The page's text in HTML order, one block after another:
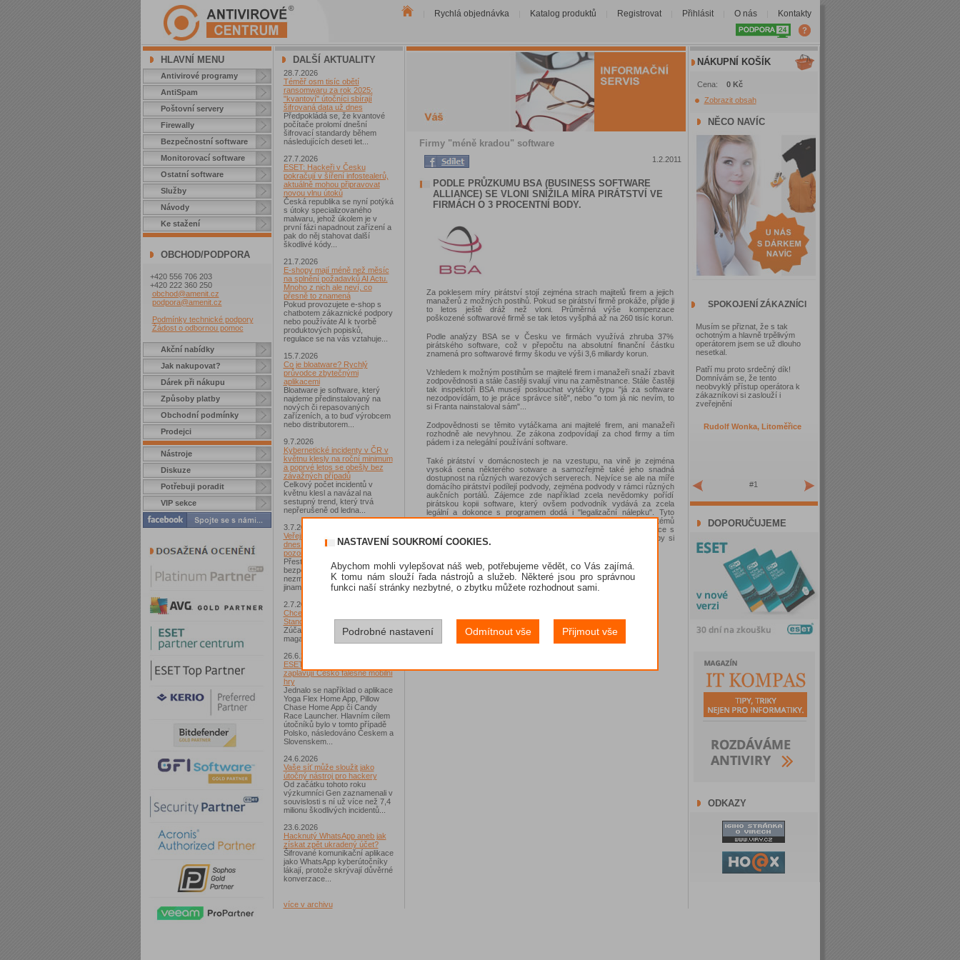
Rychlá objednávka Katalog produktů Registrovat Přihlásit O nás Kontakty
HLAVNÍ MENU
Antivirové programy
AntiSpam
Poštovní servery
Firewally
Bezpečnostní software
Monitorovací software
Ostatní software
Služby
Návody
Ke stažení
OBCHOD/PODPORA
+420 556 706 203
+420 222 360 250
obchod@amenit.cz
podpora@amenit.cz
Podmínky technické podpory
Žádost o odbornou pomoc
Akční nabídky
Jak nakupovat?
Dárek při nákupu
Způsoby platby
Obchodní podmínky
Prodejci
Nástroje
Diskuze
Potřebuji poradit
VIP sekce
DALŠÍ AKTUALITY
28.7.2026
Téměř osm tisíc obětí
ransomwaru za rok 2025:
"kvantoví" útočníci sbírají
šifrovaná data už dnes
Předpokládá se, že kvantové
počítače prolomí dnešní
šifrovací standardy během
následujících deseti let...
27.7.2026
ESET: Hackeři v Česku
pokračují v šíření infostealerů,
aktuálně mohou připravovat
novou vlnu útoků
Česká republika se nyní potýká
s útoky specializovaného
malwaru, jehož úkolem je v
první fázi napadnout zařízení a
pak do něj stahovat další
škodlivé kódy...
21.7.2026
E-shopy mají méně než měsíc
na splnění požadavků AI Actu.
Mnoho z nich ale neví, co
přesně to znamená
Pokud provozujete e-shop s
chatbotem zákaznické podpory
nebo používáte AI k tvorbě
produktových popisků,
regulace se na vás vztahuje...
15.7.2026
Co je bloatware? Rychlý
průvodce zbytečnými
aplikacemi
Bloatware je software, který
najdeme předinstalovaný na
nových či repasovaných
zařízeních, a to buď výrobcem
nebo distributorem...
9.7.2026
Kybernetické incidenty v ČR v
květnu klesly na roční minimum
a poprvé letos se obešly bez
závažných případů
Celkový počet incidentů v
květnu klesl a navázal na
sestupný trend, který trvá
nepřerušeně od ledna...
3.7.2026
Veřejná Wi-Fi na dovolené už
dnes není zásadním rizikem,
pozor si dávejte na něco jiného
Přestože jsou veřejné Wi-Fi sítě
bezpečnější než dříve, riziko
nezmizelo. Jen se přesunulo
jinam...
2.7.2026
Chcete získat Norton 360
Standard?
Zúčastněte se soutěže s
magazínem IT Kompas...
26.6.2026
ESET: S příchodem léta
zaplavují Česko falešné mobilní
hry
Jednalo se například o aplikace
Yoga Flex Home App, Pillow
Chase Home App či Candy
Race Launcher. Hlavním cílem
útočníků bylo v tomto případě
Polsko, následováno Českem a
Slovenskem...
24.6.2026
Vaše síť může sloužit jako
útočný nástroj pro hackery
Od začátku tohoto roku
výzkumníci Gen zaznamenali v
souvislosti s ní už více než 7,4
milionu škodlivých incidentů...
23.6.2026
Hacknutý WhatsApp aneb jak
získat zpět ukradený účet?
Šifrované komunikační aplikace
jako WhatsApp kyberútočníky
lákají, protože skrývají důvěrné
konverzace...
více v archivu
Firmy "méně kradou" software
1.2.2011
PODLE PRŮZKUMU BSA (BUSINESS SOFTWARE
ALLIANCE) SE VLONI SNÍŽILA MÍRA PIRÁTSTVÍ VE
FIRMÁCH O 3 PROCENTNÍ BODY.
Za poklesem míry pirátství stojí zejména strach majitelů firem a jejich
manažerů z možných postihů. Pokud se pirátství firmě prokáže, přijde ji
to letos ještě dráž než vloni. Průměrná výše kompenzace
poškozené softwarové firmě se tak letos vyšplhá až na 260 tisíc korun.
Podle analýzy BSA se v Česku ve firmách využívá zhruba 37%
pirátského software, což v přepočtu na absolutní finanční částku
znamená pro softwarové firmy škodu ve výši 3,6 miliardy korun.
Vzhledem k možným postihům se majitelé firem i manažeři snaží zbavit
zodpovědnosti a stále častěji svalují vinu na zaměstnance. Stále častěji
tak inspektoři BSA musejí poslouchat vytáčky typu "já za software
nezodpovídám, to je práce správce sítě", nebo "o tom já nic nevím, to
si Franta nainstaloval sám"...
Zodpovědnosti se těmito vytáčkama ani majitelé firem, ani manažeři
rozhodně ale nevyhnou. Ze zákona zodpovídají za chod firmy a tím
pádem i za nelegální používání software.
Také pirátství v domácnostech je na vzestupu, na vině je zejména
vysoká cena některého sotware a samozřejmě také jeho snadná
dostupnost na různých warezových serverech. Nejvíce se ale na míře
domácího pirátství podílejí podvody, zejména podvody v rámci různých
aukčních portálů. Zájemce zde například zcela nevědomky pořídí
pirátskou kopii software, který ovšem podvodník vydává za zcela
legální a dokonce s programem dodá i "legalizační nálepku". Tyto
nálepky jsou například nedílnou součástí operačních systémů
Windows - každý, kdo si legálně pořídí Windowsy má ve škatulce s
instalačním médiem i nálepku s licenčním kódem a tuto nálepku by si
měl nalepit na viditelné místo na bednu počítače.
NÁKUPNÍ KOŠÍK
Cena: 0 Kč
Zobrazit obsah
NĚCO NAVÍC
SPOKOJENÍ ZÁKAZNÍCI
Musím se přiznat, že s tak
ochotným a hlavně trpělivým
operátorem jsem se už dlouho
nesetkal.
Patří mu proto srdečný dík!
Domnívám se, že tento
neobvyklý přístup operátora k
zákazníkovi si zaslouží i
zveřejnění
Rudolf Wonka, Litoměřice
#1
DOPORUČUJEME
ODKAZY
NASTAVENÍ SOUKROMÍ COOKIES.
Abychom mohli vylepšovat náš web, potřebujeme vědět, co Vás zajímá.
K tomu nám slouží řada nástrojů a služeb. Některé jsou pro správnou
funkci naší stránky nezbytné, o zbytku můžete rozhodnout sami.
Podrobné nastavení Odmítnout vše Přijmout vše